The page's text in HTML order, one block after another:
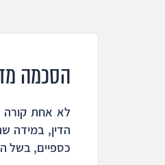
הסכמה
לא אחת קורה
הדין, במידה
כספיים, בשל